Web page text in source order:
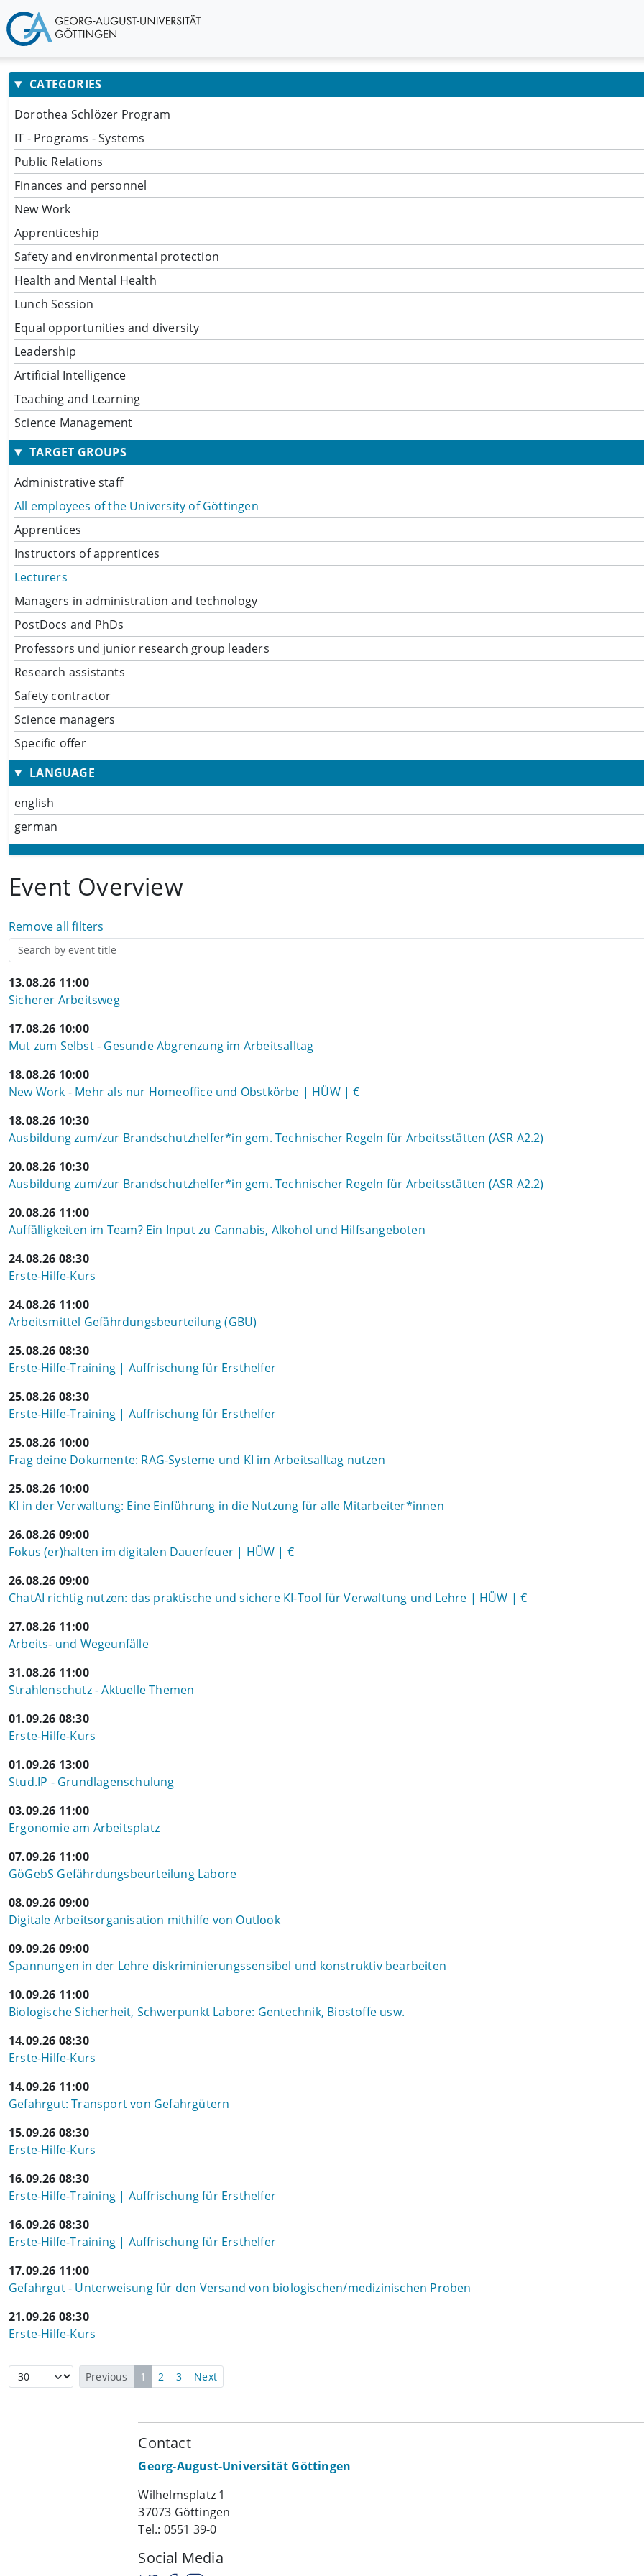
CATEGORIES
Dorothea Schlözer Program
IT - Programs - Systems
Public Relations
Finances and personnel
New Work
Apprenticeship
Safety and environmental protection
Health and Mental Health
Lunch Session
Equal opportunities and diversity
Leadership
Artificial Intelligence
Teaching and Learning
Science Management
TARGET GROUPS
Administrative staff
All employees of the University of Göttingen
Apprentices
Instructors of apprentices
Lecturers
Managers in administration and technology
PostDocs and PhDs
Professors und junior research group leaders
Research assistants
Safety contractor
Science managers
Specific offer
LANGUAGE
english
german
Event Overview
Remove all filters
13.08.26 11:00
Sicherer Arbeitsweg
17.08.26 10:00
Mut zum Selbst - Gesunde Abgrenzung im Arbeitsalltag
18.08.26 10:00
New Work - Mehr als nur Homeoffice und Obstkörbe | HÜW | €
18.08.26 10:30
Ausbildung zum/zur Brandschutzhelfer*in gem. Technischer Regeln für Arbeitsstätten (ASR A2.2)
20.08.26 10:30
Ausbildung zum/zur Brandschutzhelfer*in gem. Technischer Regeln für Arbeitsstätten (ASR A2.2)
20.08.26 11:00
Auffälligkeiten im Team? Ein Input zu Cannabis, Alkohol und Hilfsangeboten
24.08.26 08:30
Erste-Hilfe-Kurs
24.08.26 11:00
Arbeitsmittel Gefährdungsbeurteilung (GBU)
25.08.26 08:30
Erste-Hilfe-Training | Auffrischung für Ersthelfer
25.08.26 08:30
Erste-Hilfe-Training | Auffrischung für Ersthelfer
25.08.26 10:00
Frag deine Dokumente: RAG-Systeme und KI im Arbeitsalltag nutzen
25.08.26 10:00
KI in der Verwaltung: Eine Einführung in die Nutzung für alle Mitarbeiter*innen
26.08.26 09:00
Fokus (er)halten im digitalen Dauerfeuer | HÜW | €
26.08.26 09:00
ChatAI richtig nutzen: das praktische und sichere KI-Tool für Verwaltung und Lehre | HÜW | €
27.08.26 11:00
Arbeits- und Wegeunfälle
31.08.26 11:00
Strahlenschutz - Aktuelle Themen
01.09.26 08:30
Erste-Hilfe-Kurs
01.09.26 13:00
Stud.IP - Grundlagenschulung
03.09.26 11:00
Ergonomie am Arbeitsplatz
07.09.26 11:00
GöGebS Gefährdungsbeurteilung Labore
08.09.26 09:00
Digitale Arbeitsorganisation mithilfe von Outlook
09.09.26 09:00
Spannungen in der Lehre diskriminierungssensibel und konstruktiv bearbeiten
10.09.26 11:00
Biologische Sicherheit, Schwerpunkt Labore: Gentechnik, Biostoffe usw.
14.09.26 08:30
Erste-Hilfe-Kurs
14.09.26 11:00
Gefahrgut: Transport von Gefahrgütern
15.09.26 08:30
Erste-Hilfe-Kurs
16.09.26 08:30
Erste-Hilfe-Training | Auffrischung für Ersthelfer
16.09.26 08:30
Erste-Hilfe-Training | Auffrischung für Ersthelfer
17.09.26 11:00
Gefahrgut - Unterweisung für den Versand von biologischen/medizinischen Proben
21.09.26 08:30
Erste-Hilfe-Kurs
Previous 1 2 3 Next
Contact
Georg-August-Universität Göttingen
Wilhelmsplatz 1
37073 Göttingen
Tel.: 0551 39-0
Social Media